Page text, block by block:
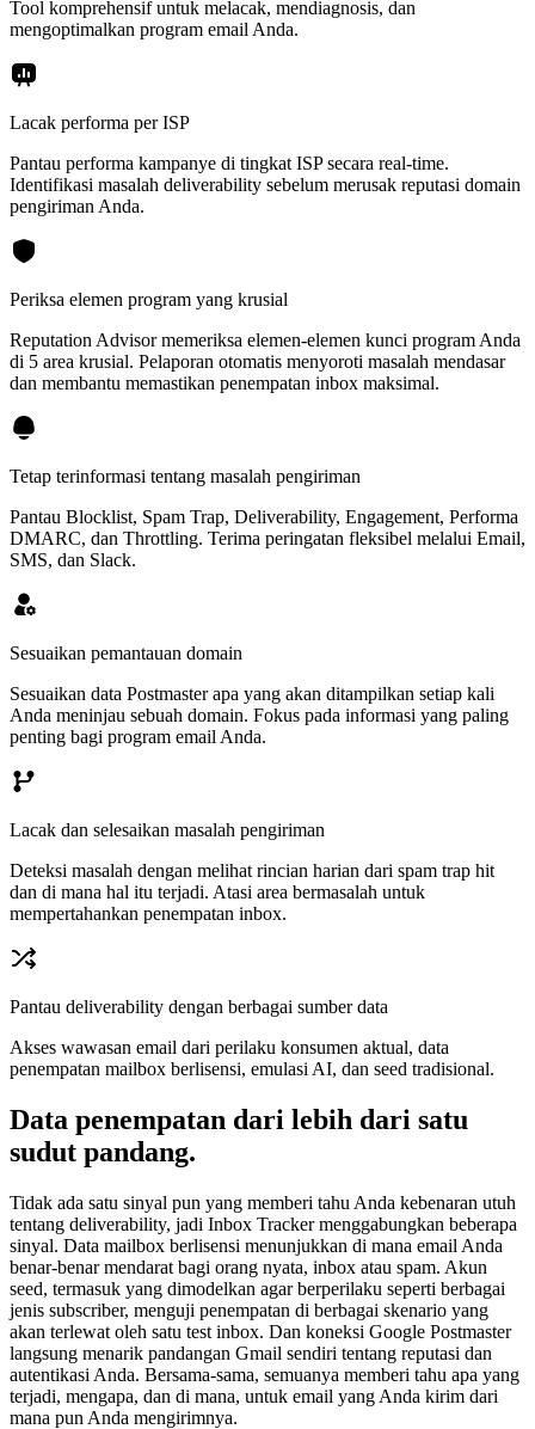
Tool komprehensif untuk melacak, mendiagnosis, dan
mengoptimalkan program email Anda.
Lacak performa per ISP
Pantau performa kampanye di tingkat ISP secara real-time.
Identifikasi masalah deliverability sebelum merusak reputasi domain
pengiriman Anda.
Periksa elemen program yang krusial
Reputation Advisor memeriksa elemen-elemen kunci program Anda
di 5 area krusial. Pelaporan otomatis menyoroti masalah mendasar
dan membantu memastikan penempatan inbox maksimal.
Tetap terinformasi tentang masalah pengiriman
Pantau Blocklist, Spam Trap, Deliverability, Engagement, Performa
DMARC, dan Throttling. Terima peringatan fleksibel melalui Email,
SMS, dan Slack.
Sesuaikan pemantauan domain
Sesuaikan data Postmaster apa yang akan ditampilkan setiap kali
Anda meninjau sebuah domain. Fokus pada informasi yang paling
penting bagi program email Anda.
Lacak dan selesaikan masalah pengiriman
Deteksi masalah dengan melihat rincian harian dari spam trap hit
dan di mana hal itu terjadi. Atasi area bermasalah untuk
mempertahankan penempatan inbox.
Pantau deliverability dengan berbagai sumber data
Akses wawasan email dari perilaku konsumen aktual, data
penempatan mailbox berlisensi, emulasi AI, dan seed tradisional.
Data penempatan dari lebih dari satu
sudut pandang.
Tidak ada satu sinyal pun yang memberi tahu Anda kebenaran utuh
tentang deliverability, jadi Inbox Tracker menggabungkan beberapa
sinyal. Data mailbox berlisensi menunjukkan di mana email Anda
benar-benar mendarat bagi orang nyata, inbox atau spam. Akun
seed, termasuk yang dimodelkan agar berperilaku seperti berbagai
jenis subscriber, menguji penempatan di berbagai skenario yang
akan terlewat oleh satu test inbox. Dan koneksi Google Postmaster
langsung menarik pandangan Gmail sendiri tentang reputasi dan
autentikasi Anda. Bersama-sama, semuanya memberi tahu apa yang
terjadi, mengapa, dan di mana, untuk email yang Anda kirim dari
mana pun Anda mengirimnya.